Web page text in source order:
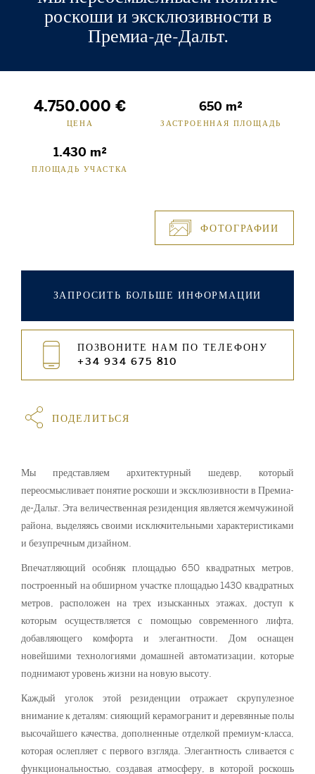
роскоши и эксклюзивности в
Премиа-де-Дальт.
4.750.000 €
ЦЕНА
650 m²
ЗАСТРОЕННАЯ ПЛОЩАДЬ
1.430 m²
ПЛОЩАДЬ УЧАСТКА
ФОТОГРАФИИ
ЗАПРОСИТЬ БОЛЬШЕ ИНФОРМАЦИИ
ПОЗВОНИТЕ НАМ ПО ТЕЛЕФОНУ
+34 934 675 810
ПОДЕЛИТЬСЯ
Мы представляем архитектурный шедевр, который
переосмысливает понятие роскоши и эксклюзивности в Премиа-
де-Дальт. Эта величественная резиденция является жемчужиной
района, выделяясь своими исключительными характеристиками
и безупречным дизайном.
Впечатляющий особняк площадью 650 квадратных метров,
построенный на обширном участке площадью 1430 квадратных
метров, расположен на трех изысканных этажах, доступ к
которым осуществляется с помощью современного лифта,
добавляющего комфорта и элегантности. Дом оснащен
новейшими технологиями домашней автоматизации, которые
поднимают уровень жизни на новую высоту.
Каждый уголок этой резиденции отражает скрупулезное
внимание к деталям: сияющий керамогранит и деревянные полы
высочайшего качества, дополненные отделкой премиум-класса,
которая ослепляет с первого взгляда. Элегантность сливается с
функциональностью, создавая атмосферу, в которой роскошь